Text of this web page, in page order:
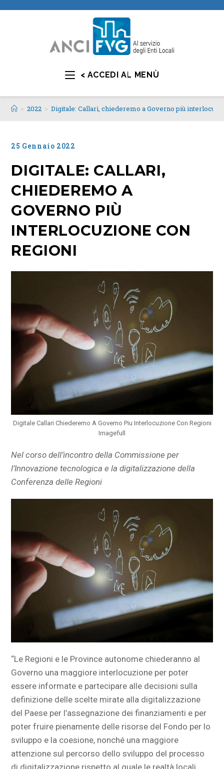
< ACCEDI AL MENÙ
> 2022 > Digitale: Callari, chiederemo a Governo più
25 Gennaio 2022
DIGITALE: CALLARI,
CHIEDEREMO A
GOVERNO PIÙ
INTERLOCUZIONE CON
REGIONI
Digitale Callari Chiederemo A Governo Piu Interlocuzione Con Regioni
Imagefull
Nel corso dell’incontro della Commissione per
l’Innovazione tecnologica e la digitalizzazione della
Conferenza delle Regioni
“Le Regioni e le Province autonome chiederanno al
Governo una maggiore interlocuzione per poter
essere informate e partecipare alle decisioni sulla
definizione delle scelte mirate alla digitalizzazione
del Paese per l’assegnazione dei finanziamenti e per
poter fruire pienamente delle risorse del Fondo per lo
sviluppo e la coesione, nonché una maggiore
attenzione sul percorso dello sviluppo del processo